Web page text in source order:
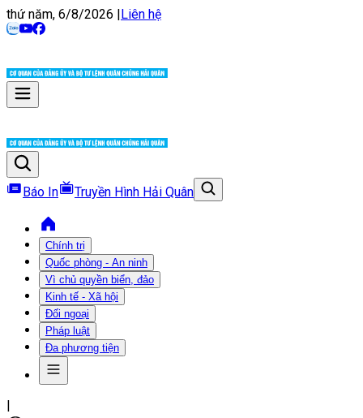
thứ năm, 6/8/2026 |Liên hệ
Báo In Truyền Hình Hải Quân
Chính trị
Quốc phòng - An ninh
Vì chủ quyền biển, đảo
Kinh tế - Xã hội
Đối ngoại
Pháp luật
Đa phương tiện
|